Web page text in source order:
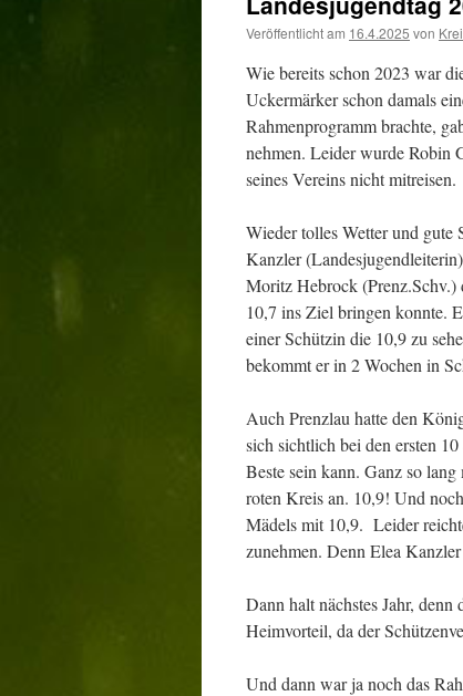
Veröffentlicht am 16.4.2025 von
Wie bereits schon 2023 war
Uckermärker schon damals
Rahmenprogramm brachte,
nehmen. Leider wurde Robin
seines Vereins nicht mitreisen.
Wieder tolles Wetter und gute
Kanzler
Moritz Hebrock (Prenz.Schv.)
10,7 ins Ziel bringen konnte.
einer Schützin die 10,9 zu
bekommt er in 2 Wochen in
Auch Prenzlau hatte den
sich sichtlich bei den ersten
Beste sein kann. Ganz so
roten Kreis an. 10,9! Und
Mädels mit 10,9. Leider
zunehmen. Denn Elea
Dann halt nächstes Jahr,
Heimvorteil, da der
Und dann war ja noch das